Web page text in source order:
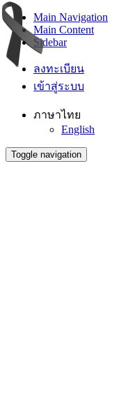
Main Navigation
Main Content
Sidebar
ลงทะเบียน
เข้าสู่ระบบ
ภาษาไทย
English
Toggle navigation